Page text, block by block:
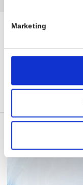
Marketing